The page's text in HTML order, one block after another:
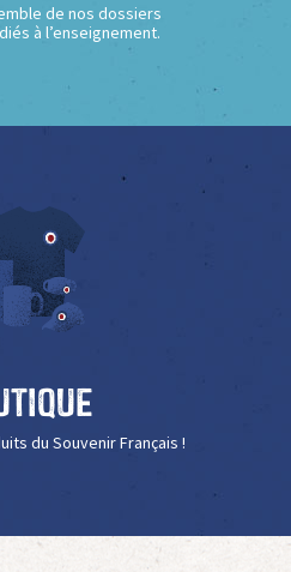
de nos dossiers
à l’enseignement.
du Souvenir Français !